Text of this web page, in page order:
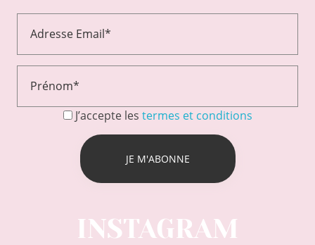
J’accepte les termes et conditions
INSTAGRAM